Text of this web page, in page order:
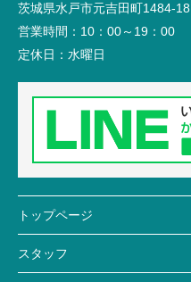
茨城県水戸市元吉田町1484-18
営業時間： 10：00～19：00
定休日： 水曜日
トップページ
スタッフ